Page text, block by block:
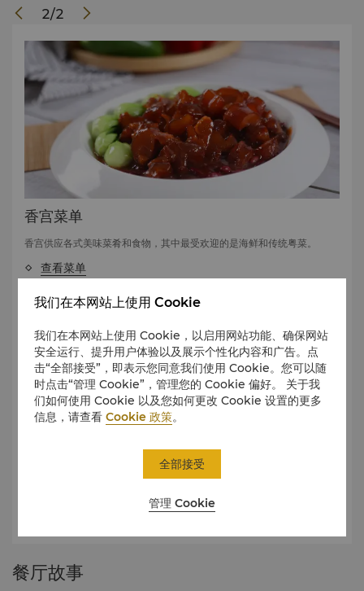
2/2
香宫菜单
香宫供应各式美味菜肴和食物，其中最受欢迎的是海鲜和传统粤菜。
查看菜单
香宫精选美酒有法国拉菲家族、香宫自酿葡萄酒、澳大利亚Bin系列和禾
餐厅故事
我们在本网站上使用 Cookie
我们在本网站上使用 Cookie，以启用网站功能、确保网站
安全运行、提升用户体验以及展示个性化内容和广告。点
击“全部接受”，即表示您同意我们使用 Cookie。您可以随
时点击“管理 Cookie”，管理您的 Cookie 偏好。 关于我
们如何使用 Cookie 以及您如何更改 Cookie 设置的更多
信息，请查看Cookie 政策。
管理 Cookie
全部接受